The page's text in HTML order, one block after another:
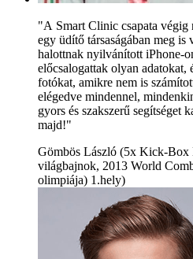
"A Smart Clinic csapata
egy üdítő társaságában meg is
halottnak nyilvánított iPhone-
előcsalogattak olyan
fotókat, amikre nem is
elégedve mindennel,
gyors és szakszerű segítséget
majd!"
Gömbös László (5x Kick-
világbajnok, 2013 World
olimpiája) 1.hely)